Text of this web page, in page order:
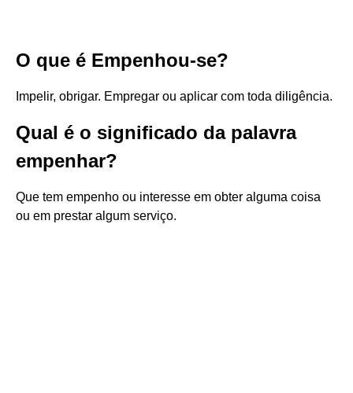
O que é Empenhou-se?
Impelir, obrigar. Empregar ou aplicar com toda diligência.
Qual é o significado da palavra
empenhar?
Que tem empenho ou interesse em obter alguma coisa
ou em prestar algum serviço.